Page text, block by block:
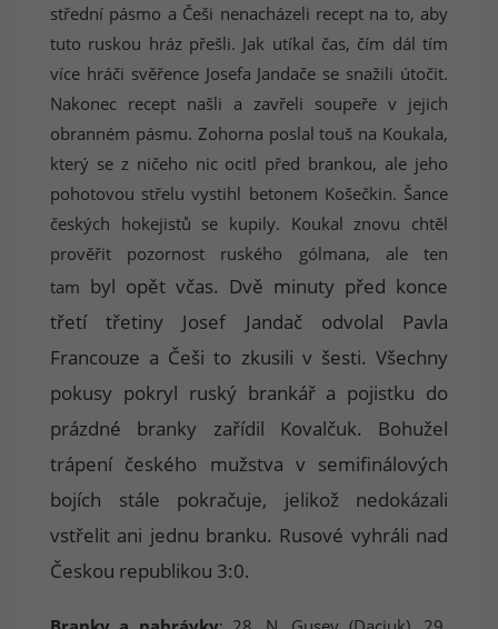
střední pásmo a Češi nenacházeli recept na to, aby
tuto ruskou hráz přešli. Jak utíkal čas, čím dál tím
více hráči svěřence Josefa Jandače se snažili útočit.
Nakonec recept našli a zavřeli soupeře v jejich
obranném pásmu. Zohorna poslal touš na Koukala,
který se z ničeho nic ocitl před brankou, ale jeho
pohotovou střelu vystihl betonem Košečkin. Šance
českých hokejistů se kupily. Koukal znovu chtěl
prověřit pozornost ruského gólmana, ale ten
tam byl opět včas. Dvě minuty před konce
třetí třetiny Josef Jandač odvolal Pavla
Francouze a Češi to zkusili v šesti. Všechny
pokusy pokryl ruský brankář a pojistku do
prázdné branky zařídil Kovalčuk. Bohužel
trápení českého mužstva v semifinálových
bojích stále pokračuje, jelikož nedokázali
vstřelit ani jednu branku. Rusové vyhráli nad
Českou republikou 3:0.